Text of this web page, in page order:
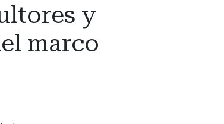
y
marco